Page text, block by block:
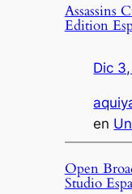
Assassins
Edition
Dic
en
Open
Studio